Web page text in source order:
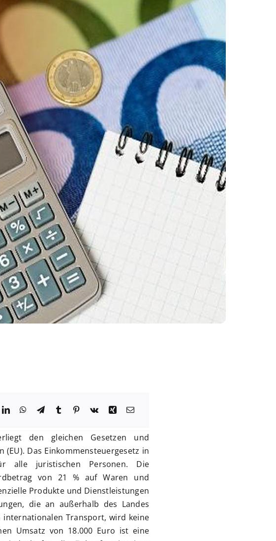
den gleichen Gesetzen und
Das Einkommensteuergesetz in
alle juristischen Personen. Die
von 21 % auf Waren und
Produkte und Dienstleistungen
die an außerhalb des Landes
internationalen Transport, wird keine
Umsatz von 18.000 Euro ist eine